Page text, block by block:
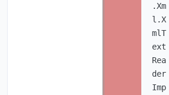
.Xm
l.X
mlT
ext
Rea
der
Imp